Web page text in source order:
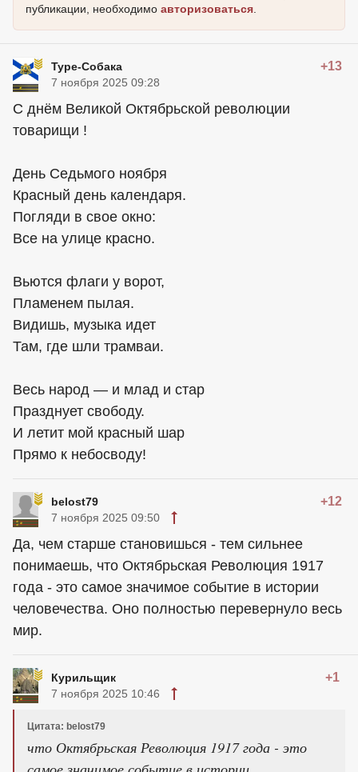
публикации, необходимо авторизоваться.
Туре-Собака +13
7 ноября 2025 09:28
С днём Великой Октябрьской революции
товарищи !
День Седьмого ноября
Красный день календаря.
Погляди в свое окно:
Все на улице красно.
Вьются флаги у ворот,
Пламенем пылая.
Видишь, музыка идет
Там, где шли трамваи.
Весь народ — и млад и стар
Празднует свободу.
И летит мой красный шар
Прямо к небосводу!
belost79 +12
7 ноября 2025 09:50
Да, чем старше становишься - тем сильнее
понимаешь, что Октябрьская Революция 1917
года - это самое значимое событие в истории
человечества. Оно полностью перевернуло весь
мир.
Курильщик +1
7 ноября 2025 10:46
Цитата: belost79
что Октябрьская Революция 1917 года - это